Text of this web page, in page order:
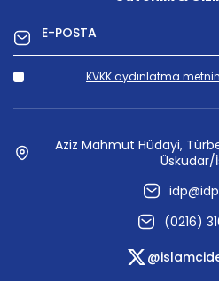
KVKK aydınlatma
Aziz Mahmut Hüdayi, Türbe
(0216)